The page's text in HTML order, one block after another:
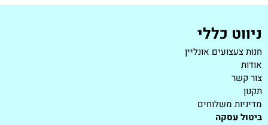
ניווט כללי
חנות צעצועים אונליין
אודות
צור קשר
תקנון
מדיניות משלוחים
ביטול עסקה